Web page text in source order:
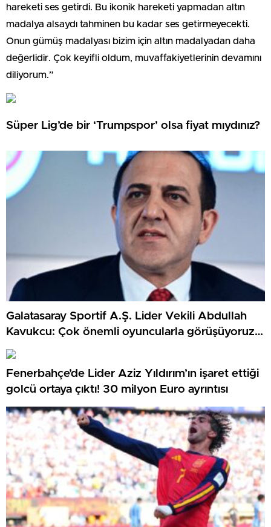
hareketi ses getirdi. Bu ikonik hareketi yapmadan altın
madalya alsaydı tahminen bu kadar ses getirmeyecekti.
Onun gümüş madalyası bizim için altın madalyadan daha
değerlidir. Çok keyifli oldum, muvaffakiyetlerinin devamını
diliyorum.”
Süper Lig’de bir ‘Trumpspor’ olsa fiyat mıydınız?
Galatasaray Sportif A.Ş. Lider Vekili Abdullah
Kavukcu: Çok önemli oyuncularla görüşüyoruz,
para harcayacağız
Fenerbahçe’de Lider Aziz Yıldırım’ın işaret ettiği
golcü ortaya çıktı! 30 milyon Euro ayrıntısı